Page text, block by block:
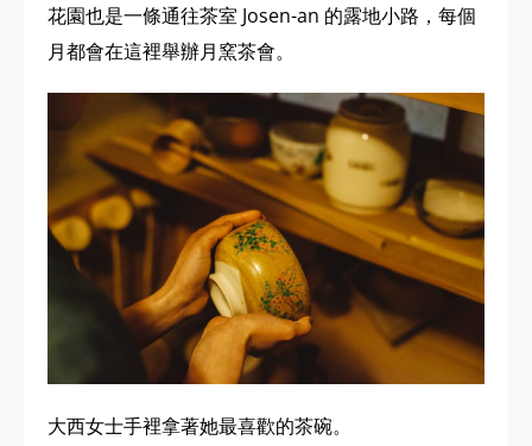
花園也是一條通往茶室 Josen-an 的露地小路，每個
月都會在這裡舉辦月窯茶會。
大西女士手裡拿著她最喜歡的茶碗。